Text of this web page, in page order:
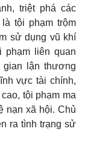
triệt phá các
tội phạm trộm
sử dụng vũ khí
phạm liên quan
gian lận thương
vực tài chính,
tội phạm ma
nạn xã hội. Chủ
ra tình trạng sử